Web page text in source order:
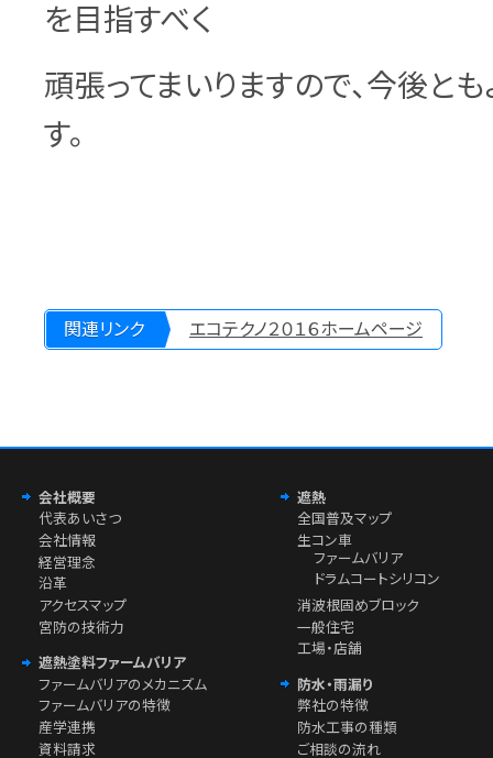
を目指すべく
頑張ってまいりますので、今後と
す。
関連リンク エコテクノ２０１６ホームページ
会社概要
代表あいさつ
会社情報
経営理念
沿革
アクセスマップ
宮防の技術力
遮熱塗料ファームバリア
ファームバリアのメカニズム
ファームバリアの特徴
産学連携
資料請求
遮熱
全国普及マップ
生コン車
ファームバリア
ドラムコートシリコン
消波根固めブロック
一般住宅
工場・店舗
防水・雨漏り
弊社の特徴
防水工事の種類
ご相談の流れ